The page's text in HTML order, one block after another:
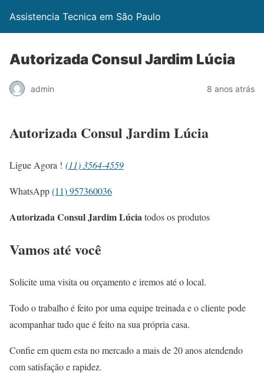
Assistencia Tecnica em São Paulo
Autorizada Consul Jardim Lúcia
admin 8 anos atrás
Autorizada Consul Jardim Lúcia
Ligue Agora ! (11) 3564-4559
WhatsApp(11) 957360036
Autorizada Consul Jardim Lúciatodos os produtos
Vamos até você
Solicite uma visita ou orçamento e iremos até o local.
Todo o trabalho é feito por uma equipe treinada e o cliente pode
acompanhar tudo que é feito na sua própria casa.
Confie em quem esta no mercado a mais de 20 anos atendendo
com satisfação e rapidez.